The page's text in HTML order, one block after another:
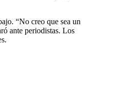
“No creo que sea un
ante periodistas. Los